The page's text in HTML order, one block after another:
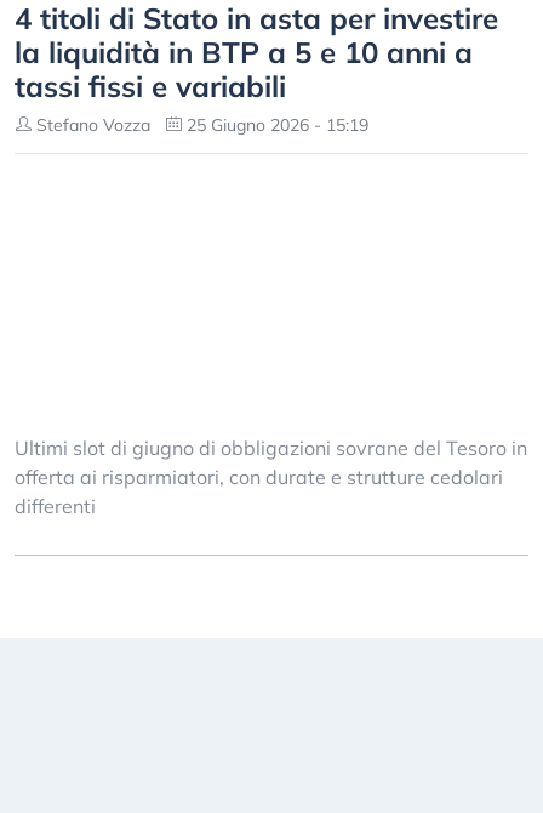
4 titoli di Stato in asta per investire
la liquidità in BTP a 5 e 10 anni a
tassi fissi e variabili
Stefano Vozza 25 Giugno 2026 - 15:19
Ultimi slot di giugno di obbligazioni sovrane del Tesoro in
offerta ai risparmiatori, con durate e strutture cedolari
differenti